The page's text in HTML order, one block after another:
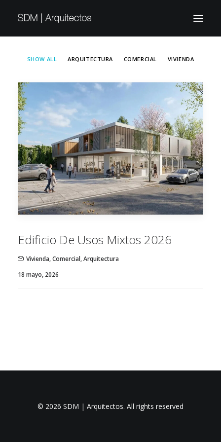
SHOW ALL ARQUITECTURA COMERCIAL VIVIENDA
Edificio De Usos Mixtos 2026
Vivienda,Comercial,Arquitectura
18 mayo, 2026
© 2026 SDM | Arquitectos. All rights reserved